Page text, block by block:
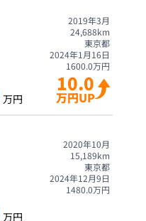
2019年3月
24,688km
東京都
2024年1月16日
1600.0万円
万円
10.0
万円UP
2020年10月
15,189km
東京都
2024年12月9日
1480.0万円
万円